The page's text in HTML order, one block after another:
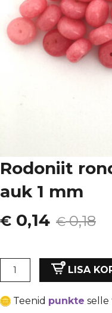
Rodoniit
auk 1 mm
€0,18
Algne
oli:
€ 0,18.
€ 0,14
Current
is:
€ 0,14.
Rodoniit
mm,
LISA
Teenid punkte selle